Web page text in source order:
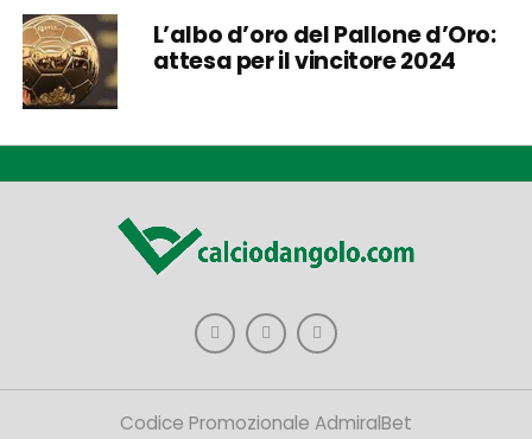
L’albo d’oro del Pallone d’Oro:
attesa per il vincitore 2024
Codice Promozionale AdmiralBet